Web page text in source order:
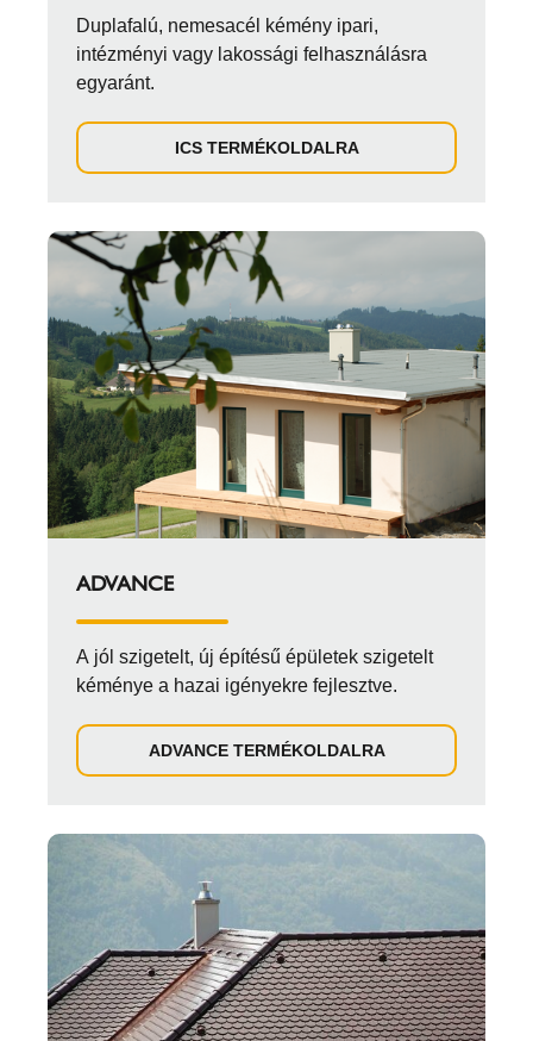
Duplafalú, nemesacél kémény ipari,
intézményi vagy lakossági felhasználásra
egyaránt.
ICS TERMÉKOLDALRA
ADVANCE
A jól szigetelt, új építésű épületek szigetelt
kéménye a hazai igényekre fejlesztve.
ADVANCE TERMÉKOLDALRA